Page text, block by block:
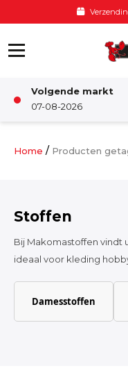
Volgende markt
07-08-2026
Home / Producten
Stoffen
Bij Makomastoffen vindt
ideaal voor kleding
Damesstoffen